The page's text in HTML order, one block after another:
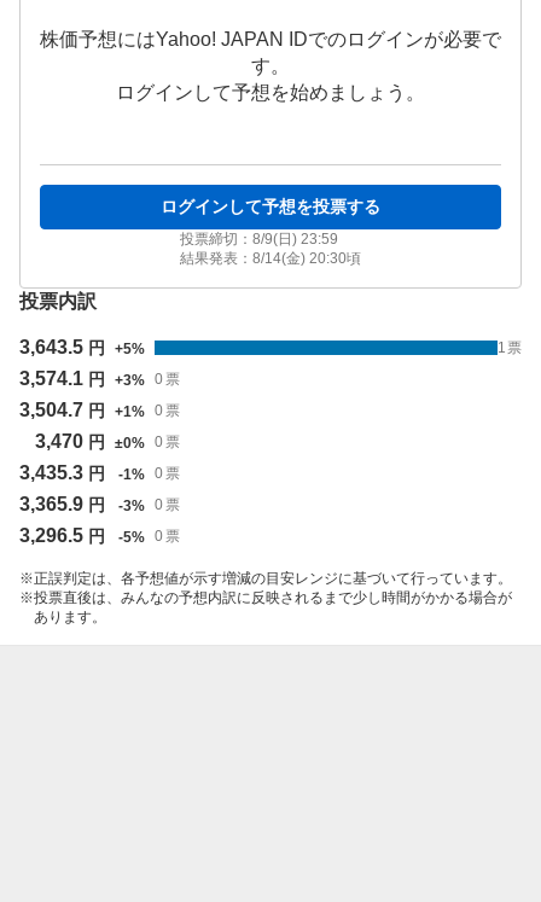
株価予想にはYahoo! JAPAN IDでのログインが必要で
す。
ログインして予想を始めましょう。
ログインして予想を投票する
投票締切： 8/9(日) 23:59
結果発表： 8/14(金) 20:30頃
投票内訳
3,643.5 円 +5% 1 票
3,574.1 円 +3% 0 票
3,504.7 円 +1% 0 票
3,470 円 ±0% 0 票
3,435.3 円 -1% 0 票
3,365.9 円 -3% 0 票
3,296.5 円 -5% 0 票
正誤判定は、各予想値が示す増減の目安レンジに基づいて行っています。
投票直後は、みんなの予想内訳に反映されるまで少し時間がかかる場合が
あります。